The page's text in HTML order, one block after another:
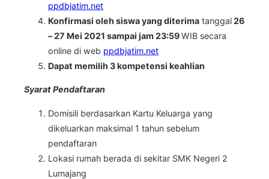
ppdbjatim.net
Konfirmasi oleh siswa yang diterima tanggal26
– 27 Mei 2021 sampai jam 23:59WIB secara
online di web ppdbjatim.net
Dapat memilih 3 kompetensi keahlian
Syarat Pendaftaran
Domisili berdasarkan Kartu Keluarga yang
dikeluarkan maksimal 1 tahun sebelum
pendaftaran
Lokasi rumah berada di sekitar SMK Negeri 2
Lumajang